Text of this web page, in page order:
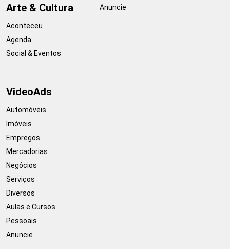
Arte & Cultura
Aconteceu
Agenda
Social & Eventos
Anuncie
VideoAds
Automóveis
Imóveis
Empregos
Mercadorias
Negócios
Serviços
Diversos
Aulas e Cursos
Pessoais
Anuncie